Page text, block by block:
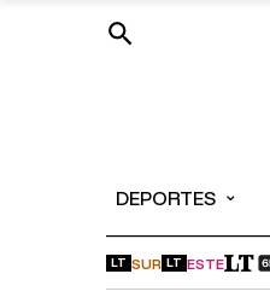
DEPORTES ⌄
LT SUR LT ESTE